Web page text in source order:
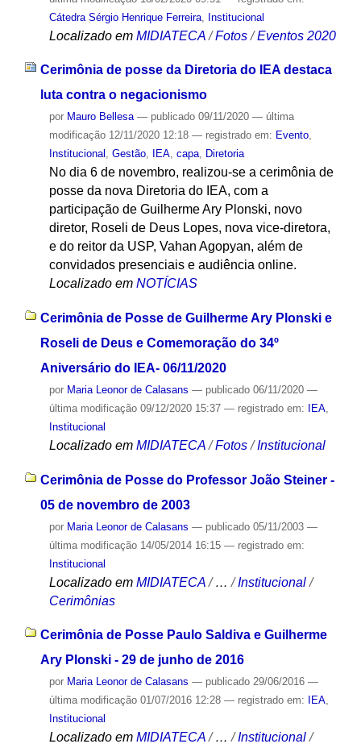
Cátedra Sérgio Henrique Ferreira, Institucional
Localizado em MIDIATECA /Fotos /Eventos 2020
Cerimônia de posse da Diretoria do IEA destaca
luta contra o negacionismo
por Mauro Bellesa — publicado09/11/2020 — última
modificação12/11/2020 12:18 — registrado em: Evento,
Institucional , Gestão, IEA, capa, Diretoria
No dia 6 de novembro, realizou-se a cerimônia de
posse da nova Diretoria do IEA, com a
participação de Guilherme Ary Plonski, novo
diretor, Roseli de Deus Lopes, nova vice-diretora,
e do reitor da USP, Vahan Agopyan, além de
convidados presenciais e audiência online.
Localizado em NOTÍCIAS
Cerimônia de Posse de Guilherme Ary Plonski e
Roseli de Deus e Comemoração do 34º
Aniversário do IEA- 06/11/2020
por Maria Leonor de Calasans — publicado06/11/2020 —
última modificação09/12/2020 15:37 — registrado em: IEA,
Institucional
Localizado em MIDIATECA /Fotos /Institucional
Cerimônia de Posse do Professor João Steiner -
05 de novembro de 2003
por Maria Leonor de Calasans — publicado05/11/2003 —
última modificação14/05/2014 16:15 — registrado em:
Institucional
Localizado em MIDIATECA /…/Institucional /
Cerimônias
Cerimônia de Posse Paulo Saldiva e Guilherme
Ary Plonski - 29 de junho de 2016
por Maria Leonor de Calasans — publicado29/06/2016 —
última modificação01/07/2016 12:28 — registrado em: IEA,
Institucional
Localizado em MIDIATECA / …/Institucional /